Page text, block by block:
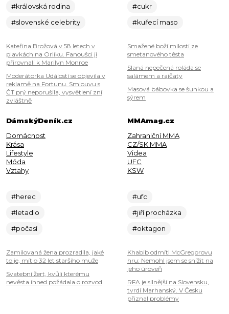
#královská rodina
#slovenské celebrity
Kateřina Brožová v 58 letech v
plavkách na Orlíku. Fanoušci ji
přirovnali k Marilyn Monroe
Moderátorka Událostí se objevila v
reklamě na Fortunu. Smlouvu s
ČT prý neporušila, vysvětlení zní
zvláštně
#cukr
#kuřecí maso
Smažené boží milosti ze
smetanového těsta
Slaná nepečená roláda se
salámem a rajčaty
Masová bábovka se šunkou a
sýrem
DámskýDeník.cz
Domácnost
Krása
Lifestyle
Móda
Vztahy
#herec
#letadlo
#počasí
Zamilovaná žena prozradila, jaké
to je, mít o 32 let staršího muže
Svatební žert, kvůli kterému
nevěsta ihned požádala o rozvod
MMAmag.cz
Zahraniční MMA
CZ/SK MMA
Videa
UFC
KSW
#ufc
#jiří procházka
#oktagon
Khabib odmítl McGregorovu
hru: Nemohl jsem se snížit na
jeho úroveň
RFA je silnější na Slovensku,
tvrdí Marhanský. V Česku
přiznal problémy